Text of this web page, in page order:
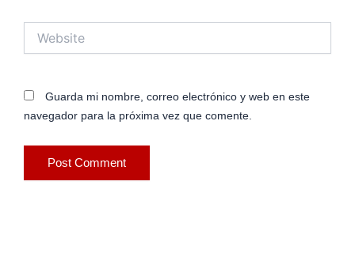
Guarda mi nombre, correo electrónico y web en este
navegador para la próxima vez que comente.